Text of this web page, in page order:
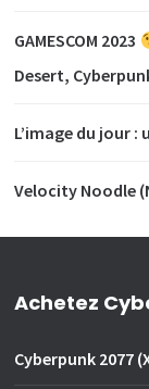
GAMESCOM 2023
Desert,
L’image du jour :
Velocity Noodle
Achetez
Cyberpunk 2077